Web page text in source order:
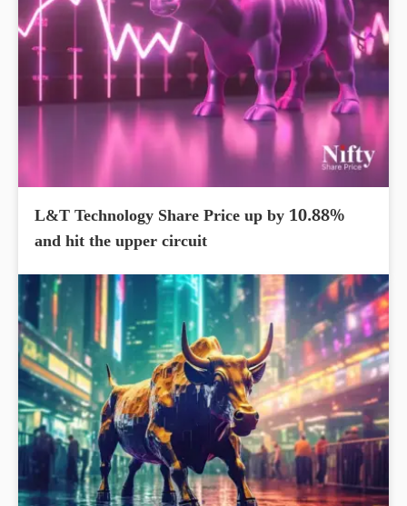
L&T Technology Share Price up by 10.88%
and hit the upper circuit